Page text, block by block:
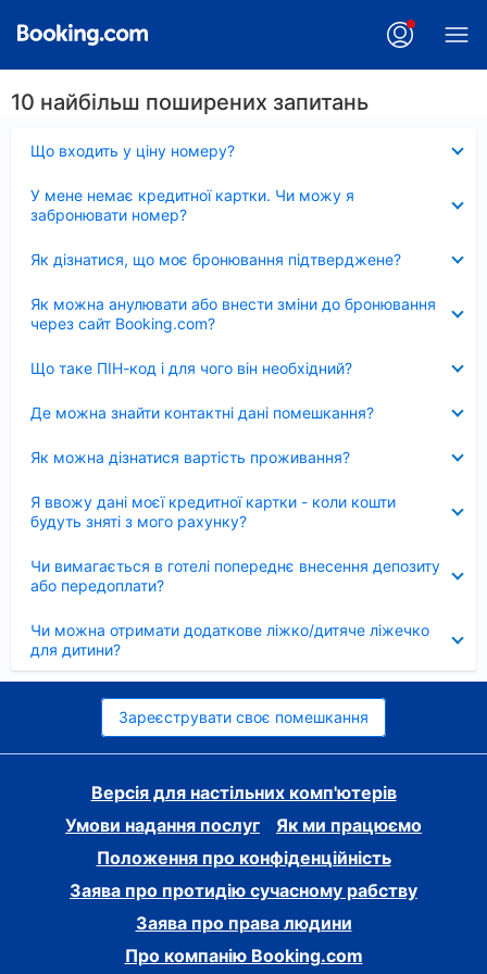
10 найбільш поширених запитань
Що входить у ціну номеру?
У мене немає кредитної картки. Чи можу я
забронювати номер?
Як дізнатися, що моє бронювання підтверджене?
Як можна анулювати або внести зміни до бронювання
через сайт Booking.com?
Що таке ПІН-код і для чого він необхідний?
Де можна знайти контактні дані помешкання?
Як можна дізнатися вартість проживання?
Я ввожу дані моєї кредитної картки - коли кошти
будуть зняті з мого рахунку?
Чи вимагається в готелі попереднє внесення депозиту
або передоплати?
Чи можна отримати додаткове ліжко/дитяче ліжечко
для дитини?
Зареєструвати своє помешкання
Версія для настільних комп'ютерів
Умови надання послуг
Як ми працюємо
Положення про конфіденційність
Заява про протидію сучасному рабству
Заява про права людини
Про компанію Booking.com